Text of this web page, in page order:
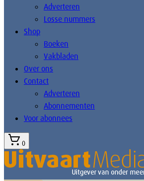
Adverteren
Losse nummers
Shop
Boeken
Vakbladen
Over ons
Contact
Adverteren
Abonnementen
Voor abonnees
0